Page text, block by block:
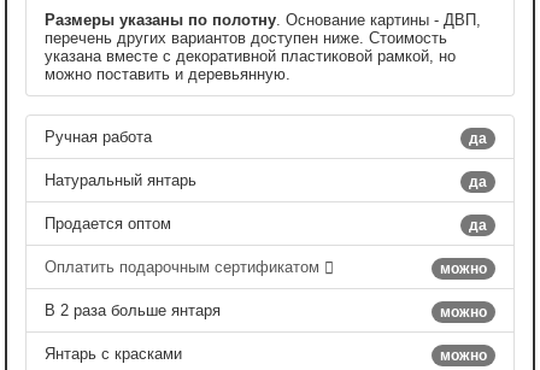
Размеры указаны по полотну . Основание картины - ДВП,
перечень других вариантов доступен ниже. Стоимость
указана вместе с декоративной пластиковой рамкой, но
можно поставить и деревьянную.
да
Ручная работа
да
Натуральный янтарь
да
Продается оптом
можно
Оплатить подарочным сертификатом
можно
В 2 раза больше янтаря
можно
Янтарь с красками